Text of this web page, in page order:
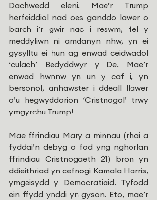
Dachwedd eleni. Mae’r Trump
herfeiddiol nad oes ganddo lawer o
barch i’r gwir nac i reswm, fel y
meddyliwn ni amdanyn nhw, yn ei
gysylltu ei hun ag enwad ceidwadol
‘culach’ Bedyddwyr y De. Mae’r
enwad hwnnw yn un y caf i, yn
bersonol, anhawster i ddeall llawer
o’u hegwyddorion ‘Cristnogol’ trwy
ymgyrchu Trump!
Mae ffrindiau Mary a minnau (rhai a
fyddai’n debyg o fod yng nghorlan
ffrindiau Cristnogaeth 21) bron yn
ddieithriad yn cefnogi Kamala Harris,
ymgeisydd y Democratiaid. Tyfodd
ein ffydd ynddi yn gyson. Eto, mae’r